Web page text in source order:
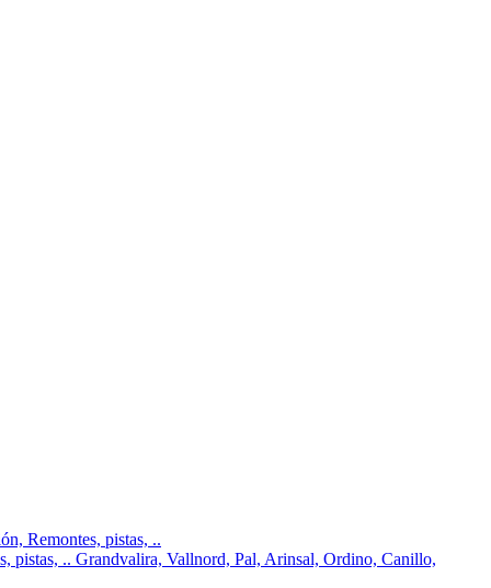
Remontes, pistas, ..
pistas, .. Grandvalira, Vallnord, Pal, Arinsal, Ordino, Canillo,